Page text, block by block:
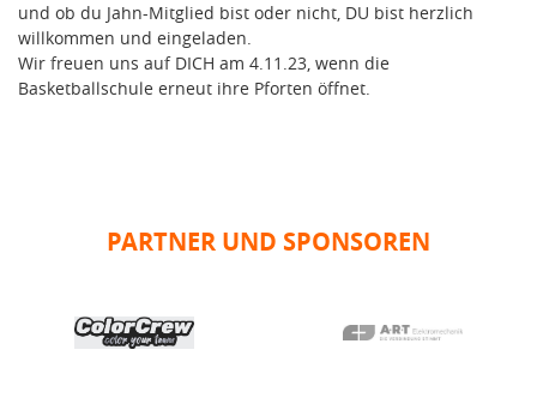
und ob du Jahn-Mitglied bist oder nicht, DU bist herzlich
willkommen und eingeladen.
Wir freuen uns auf DICH am 4.11.23, wenn die
Basketballschule erneut ihre Pforten öffnet.
PARTNER UND SPONSOREN